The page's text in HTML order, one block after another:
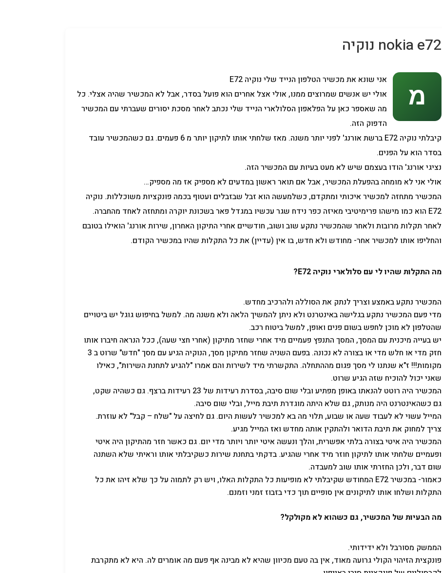
nokia e72 נוקיה
אני שונא את מכשיר הטלפון הנייד שלי נוקיה E72
אולי יש אנשים שמרוצים ממנו, אולי אצל אחרים הוא פועל בסדר, אבל לא המכשיר שהיה אצלי. כל
מה שאספר כאן על הפלאפון הסלולארי הנייד שלי נכתב לאחר מסכת יסורים שעברתי עם המכשיר
הדפוק הזה.
קיבלתי נוקיה E72 ברשת אורנג' לפני יותר משנה. מאז שלחתי אותו לתיקון יותר מ 6 פעמים. גם כשהמכשיר עובד
בסדר הוא על הפנים.
נציגי אורנג' הודו בעצמם שיש לא מעט בעיות עם המכשיר הזה.
אולי אני לא מומחה בהפעלת המכשיר, אבל אם תואר ראשון במדעים לא מספיק אז מה מספיק…
המכשיר מתחזה למכשיר איכותי ומתקדם, כשלמעשה הוא זבל שבזבלים ועטוף בכמה פונקציות משוכללות. נוקיה
E72 הוא כמו מישהו פרימיטיבי מאיזה כפר נידח שגר עכשיו במגדל פאר בשכונת יוקרה ומתחזה לאחד מהחברה.
לאחר תקלות מרובות ולאחר שהמכשיר נתקע שוב ושוב, חודשיים אחרי התיקון האחרון, שירות אורנג' הואילו בטובם
והחליפו אותו למכשיר אחר- מחודש ולא חדש, בו אין (עדיין) את כל התקלות שהיו במכשיר הקודם.
מה התקלות שהיו לי עם סלולארי נוקיה E72?
המכשיר נתקע באמצע וצריך לנתק את הסוללה ולהרכיב מחדש.
מדי פעם המכשיר נתקע בגלישה באינטרנט ולא ניתן להמשיך הלאה ולא משנה מה. למשל בחיפוש גוגל יש ביטויים
שהטלפון לא מוכן לחפש בשום פנים ואופן, למשל ביטוח רכב.
יש בעייה מיכנית עם המסך, המסך התנפץ פעמיים מיד אחרי שחזר מתיקון (אחרי חצי שעה), ככל הנראה חיברו אותו
חזק מדי או חלש מדי או בצורה לא נכונה. בפעם השניה שחזר מתיקון מסך, הנוקיה הגיע עם מסך "חדש" שרוט ב 3
מקומות!!! ז"א שנתנו לי מסך פגום מההתחלה. התקשרתי מיד לשירות והם אמרו "להגיע לתחנת השירות", כאילו
שאני יכול להוכיח שזה הגיע שרוט.
המכשיר היה רוטט להנאתו באופן מפתיע ובלי שום סיבה, בסדרת רעידות של 23 רעידות ברצף. גם כשהיה שקט,
גם כשהאינטרנט היה מנותק, גם שלא היתה מוגדרת תיבת מייל, ובלי שום סיבה.
המייל עשוי לא לעבוד שעה או שבוע, תלוי מה בא למכשיר לעשות היום. גם לחיצה על "שלח – קבל" לא עוזרת.
צריך למחוק את תיבת הדואר ולהתקין אותה מחדש ואז המייל מגיע.
המכשיר היה איטי בצורה בלתי אפשרית, והלך ונעשה איטי יותר ויותר מדי יום. גם כאשר חזר מהתיקון היה איטי
ופעמיים שלחתי אותו לתיקון חוזר מיד אחרי שהגיע. בדקתי בתחנת שירות כשקיבלתי אותו וראיתי שלא השתנה
שום דבר, ולכן החזרתי אותו שוב למעבדה.
כאמור- במכשיר E72 המחודש שקיבלתי לא מופיעות כל התקלות האלו, ויש רק לתמוה על כך שלא זיהו את כל
התקלות ושלחו אותו לתיקונים אין סופיים תוך כדי בזבוז זמני וזמנם.
מה הבעיות של המכשיר, גם כשהוא לא מקולקל?
הממשק מסורבל ולא ידידותי.
פונקצית הזיהוי הקולי גרועה מאוד, אין בה טעם מכיוון שהיא לא מבינה אף פעם מה אומרים לה. היא לא מתקרבת